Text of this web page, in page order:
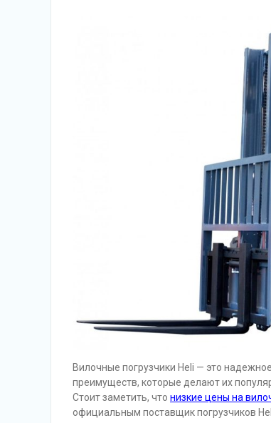
Вилочные погрузчики Heli — это
преимуществ, которые делают их
Стоит заметить, что низкие цены на
официальным поставщик погрузчиков